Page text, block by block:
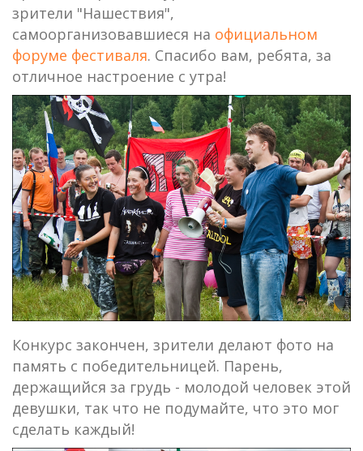
зрители "Нашествия",
самоорганизовавшиеся на официальном
форуме фестиваля. Спасибо вам, ребята, за
отличное настроение с утра!
Конкурс закончен, зрители делают фото на
память с победительницей. Парень,
держащийся за грудь - молодой человек этой
девушки, так что не подумайте, что это мог
сделать каждый!